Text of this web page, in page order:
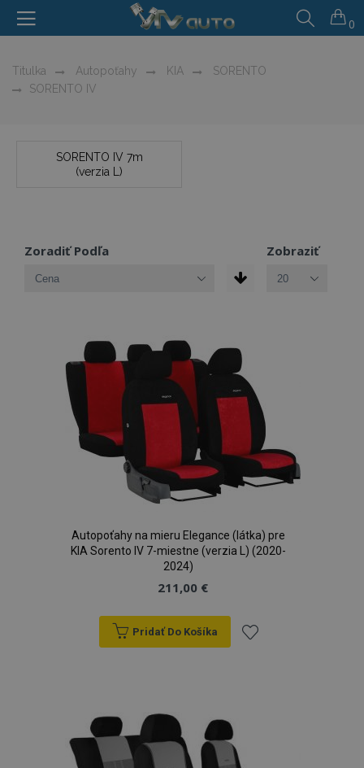
0
Titulka Autopoťahy KIA
SORENTO
SORENTO IV
SORENTO IV 7m
(verzia L)
Zoradiť Podľa Zobraziť
Autopoťahy na mieru Elegance (látka) pre
KIA Sorento IV 7-miestne (verzia L) (2020-
2024)
211,00 €
Pridať Do Košíka
prianí